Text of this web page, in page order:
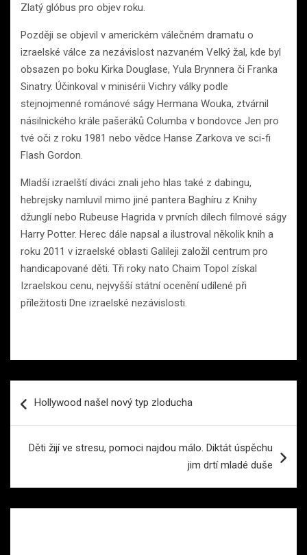
Zlatý glóbus pro objev roku.
Později se objevil v americkém válečném dramatu o
izraelské válce za nezávislost nazvaném Velký žal, kde byl
obsazen po boku Kirka Douglase, Yula Brynnera či Franka
Sinatry. Účinkoval v minisérii Vichry války podle
stejnojmenné románové ságy Hermana Wouka, ztvárnil
násilnického krále pašeráků Columba v bondovce Jen pro
tvé oči z roku 1981 nebo vědce Hanse Zarkova ve sci-fi
Flash Gordon.
Mladší izraelští diváci znali jeho hlas také z dabingu,
hebrejsky namluvil mimo jiné pantera Baghíru z Knihy
džunglí nebo Rubeuse Hagrida v prvních dílech filmové ságy
Harry Potter. Herec dále napsal a ilustroval několik knih a
roku 2011 v izraelské oblasti Galileji založil centrum pro
handicapované děti. Tři roky nato Chaim Topol získal
Izraelskou cenu, nejvyšší státní ocenění udílené při
příležitosti Dne izraelské nezávislosti.
proHollywood našel nový typ zloducha
Děti žijí ve stresu, pomoci najdou málo. Diktát úspěchu
jim drtí mladé duše